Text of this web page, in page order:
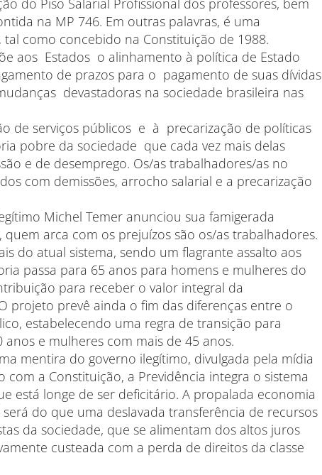
do Piso Salarial Profissional dos professores, bem
na MP 746. Em outras palavras, é uma
como concebido na Constituição de 1988.
aos Estados o alinhamento à política de Estado
de prazos para o pagamento de suas dívidas
devastadoras na sociedade brasileira nas
de serviços públicos e à precarização de políticas
pobre da sociedade que cada vez mais delas
e de desemprego. Os/as trabalhadores/as no
com demissões, arrocho salarial e a precarização
Michel Temer anunciou sua famigerada
arca com os prejuízos são os/as trabalhadores.
do atual sistema, sendo um flagrante assalto aos
passa para 65 anos para homens e mulheres do
para receber o valor integral da
projeto prevê ainda o fim das diferenças entre o
estabelecendo uma regra de transição para
e mulheres com mais de 45 anos.
mentira do governo ilegítimo, divulgada pela mídia
a Constituição, a Previdência integra o sistema
está longe de ser deficitário. A propalada economia
do que uma deslavada transferência de recursos
da sociedade, que se alimentam dos altos juros
custeada com a perda de direitos da classe